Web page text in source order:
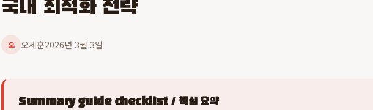
국내 최적화 전략
오 오세훈2026년 3월 3일
Summary guide checklist / 핵심 요약